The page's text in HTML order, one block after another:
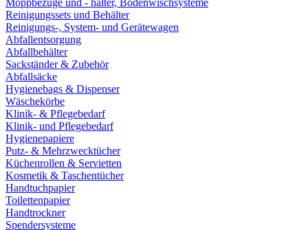
Moppbezüge und - halter, Bodenwischsysteme
Reinigungssets und Behälter
Reinigungs-, System- und Gerätewagen
Abfallentsorgung
Abfallbehälter
Sackständer & Zubehör
Abfallsäcke
Hygienebags & Dispenser
Wäschekörbe
Klinik- & Pflegebedarf
Klinik- und Pflegebedarf
Hygienepapiere
Putz- & Mehrzwecktücher
Küchenrollen & Servietten
Kosmetik & Taschentücher
Handtuchpapier
Toilettenpapier
Handtrockner
Spendersysteme